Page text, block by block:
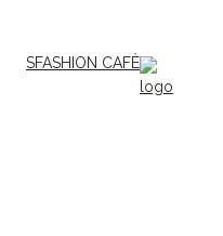
SFASHION CAFÈ